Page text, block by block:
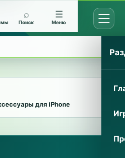
Nokia 5228
⌕
Поиск
☰
Меню
для iPhone